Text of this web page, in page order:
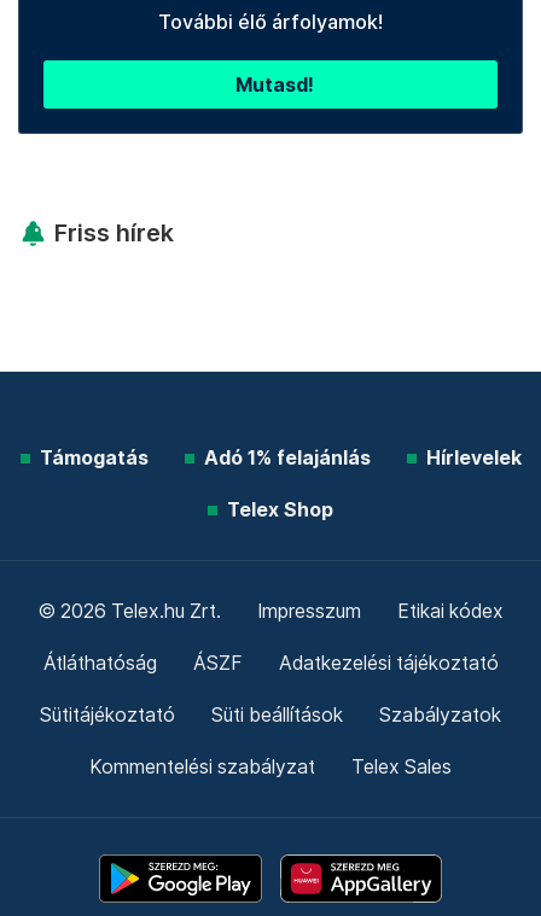
További élő árfolyamok!
Mutasd!
Friss hírek
Támogatás Adó 1% felajánlás Hírlevelek
Telex Shop
© 2026 Telex.hu Zrt. Impresszum Etikai kódex
Átláthatóság ÁSZF Adatkezelési tájékoztató
Sütitájékoztató Süti beállítások Szabályzatok
Kommentelési szabályzat Telex Sales